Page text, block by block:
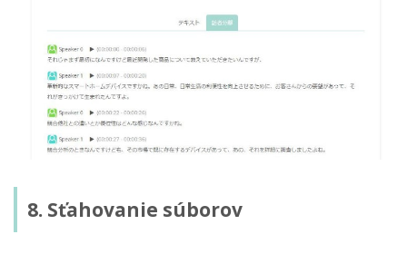
8. Sťahovanie súborov